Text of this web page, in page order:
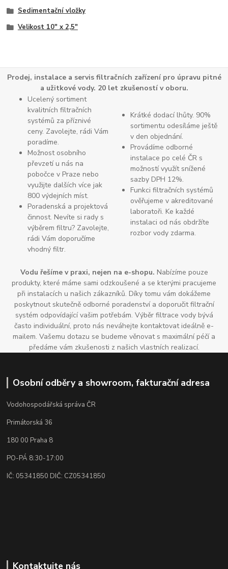
Sedimentační vložky
Velikost 10" x 2,5"
Prodej, instalace a servis filtračních zařízení pro úpravu pitné
a užitkové vody. 20 let zkušeností v oboru.
Ucelený sortiment
kvalitních filtračních
systémů za příznivé
ceny. Zavolejte, rádi Vám
poradíme.
Možnost osobního
převzetí u nás na
pobočce v Praze nebo
využijte dalších více jak
800 výdejních míst.
Poradenská a projektová
činnost. Nevíte si rady s
výběrem filtru? Zavolejte,
rádi Vám doporučíme
vhodný filtr.
Krátké dodací lhůty. 90%
sortimentu odesíláme ještě
v den objednání.
Provádíme odborné
instalace po celé ČR s
možností využít snížené
sazby DPH 12%.
Funkci filtračních systémů
ověřujeme v akreditované
laboratoři. Ke každé
instalaci od nás obdržíte
rozbor vody zdarma.
Vodu řešíme v praxi, nejen na e-shopu. Nabízíme pouze
produkty, které máme sami odzkoušené a se kterými pracujeme
při instalacích u našich zákazníků. Díky tomu vám dokážeme
poskytnout skutečně odborné poradenství a doporučit filtrační
systém odpovídající vašim potřebám. Výběr filtrace vody bývá
často individuální, proto nás neváhejte kontaktovat ideálně e-
mailem. Vašemu dotazu se budeme věnovat s maximální péčí a
předáme vám zkušenosti z našich vlastních realizací.
Osobní odběry a showroom, fakturační adresa
Vodohospodářská správa ČR
Primátorská 36
180 00 Praha 8
PO-PÁ 8:30-17:00
IČ: 05341850 DIČ: CZ05341850
Kontaktujte nás